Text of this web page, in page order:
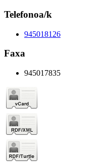
Telefonoa/k
945018126
Faxa
945017835